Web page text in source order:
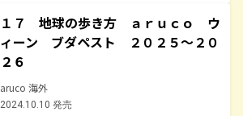
１７ 地球の歩き方 ａｒｕｃｏ ウ
ィーン ブダペスト ２０２５～２０
２６
aruco 海外
2024.10.10 発売